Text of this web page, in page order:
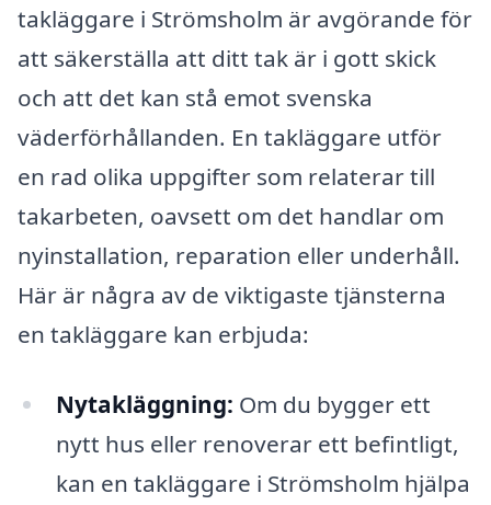
takläggare i Strömsholm är avgörande för
att säkerställa att ditt tak är i gott skick
och att det kan stå emot svenska
väderförhållanden. En takläggare utför
en rad olika uppgifter som relaterar till
takarbeten, oavsett om det handlar om
nyinstallation, reparation eller underhåll.
Här är några av de viktigaste tjänsterna
en takläggare kan erbjuda:
Nytakläggning: Om du bygger ett
nytt hus eller renoverar ett befintligt,
kan en takläggare i Strömsholm hjälpa